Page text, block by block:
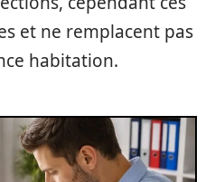
et ne remplacent pas
habitation.